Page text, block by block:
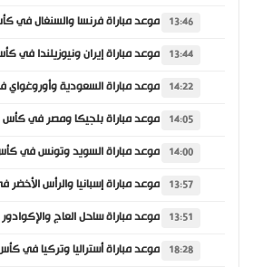
13:46
13:44
14:22
14:05
14:00
13:57
13:51
18:28